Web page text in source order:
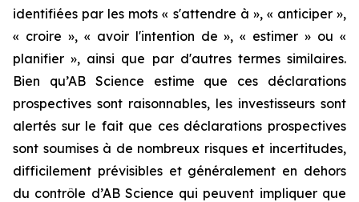
identifiées par les mots « s'attendre à », « anticiper »,
« croire », « avoir l'intention de », « estimer » ou «
planifier », ainsi que par d'autres termes similaires.
Bien qu’AB Science estime que ces déclarations
prospectives sont raisonnables, les investisseurs sont
alertés sur le fait que ces déclarations prospectives
sont soumises à de nombreux risques et incertitudes,
difficilement prévisibles et généralement en dehors
du contrôle d’AB Science qui peuvent impliquer que